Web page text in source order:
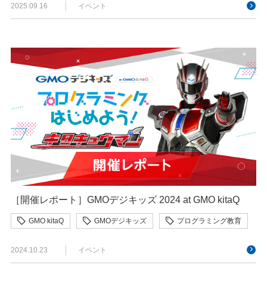
2025.09.16 イベント
［開催レポート］GMOデジキッズ 2024 at GMO kitaQ
GMO kitaQ GMOデジキッズ プログラミング教育
2024.10.23 イベント